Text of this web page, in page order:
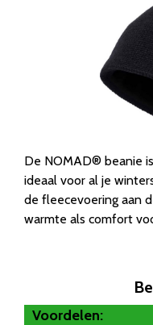
De NOMAD® beanie
ideaal voor al je
de fleecevoering aan
warmte als comfort
Voordelen: